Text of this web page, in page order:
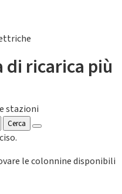
di ricarica più
stazioni
Cerca
le colonnine disponibili